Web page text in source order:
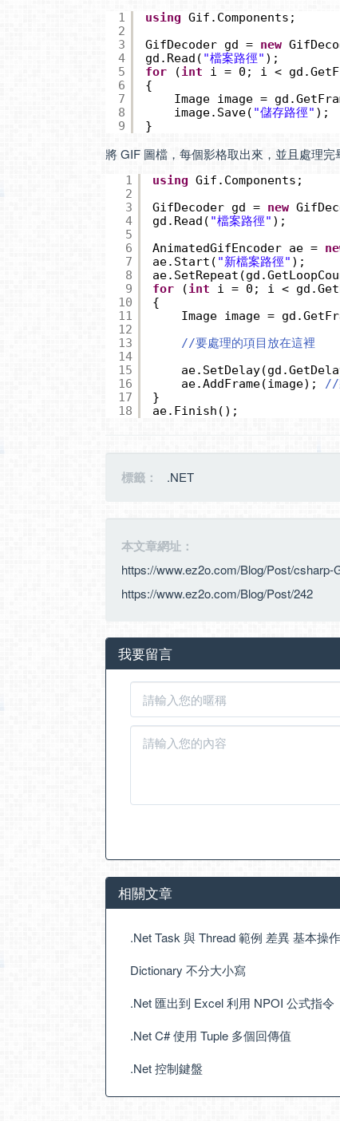
1
2
3
4
5
6
7
8
9
using Gif.Components;
GifDecoder gd = new
gd.Read( "檔案路徑" );
for
(int
i = 0; i <
{
Image image =
image.Save( "儲存路徑" );
}
將 GIF 圖檔，每個影格取出來，並且處理完
1
2
3
4
5
6
7
8
9
10
11
12
13
14
15
16
17
18
using Gif.Components;
GifDecoder gd = new
gd.Read( "檔案路徑" );
AnimatedGifEncoder ae =
ae.Start( "新檔案路徑" );
for
(int
i = 0; i <
{
Image image =
//要處理的項目放在這裡
ae.AddFrame(image); //
}
ae.Finish();
標籤： .NET
本文章網址：
https://www.ez2o.com/Blog/Post/
https://www.ez2o.com/Blog/Post/242
我要留言
相關文章
.Net Task 與 Thread 範例 差異 基本操作
Dictionary 不分大小寫
.Net 匯出到 Excel 利用 NPOI 公式指令
.Net C# 使用 Tuple 多個回傳值
.Net 控制鍵盤